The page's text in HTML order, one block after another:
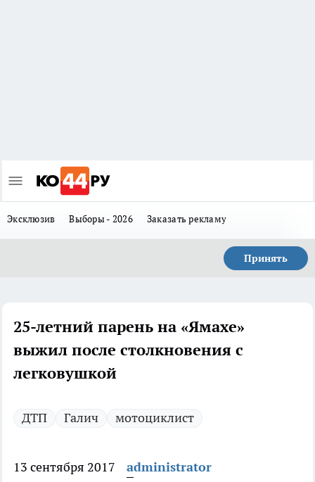
Эксклюзив Выборы - 2026 Заказать рекламу
Принять
25-летний парень на «Ямахе»
выжил после столкновения с
легковушкой
ДТП Галич мотоциклист
13 сентября 2017
administrator